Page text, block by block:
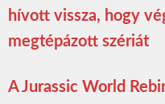
hívott vissza, hogy
megtépázott szériát
A Jurassic World